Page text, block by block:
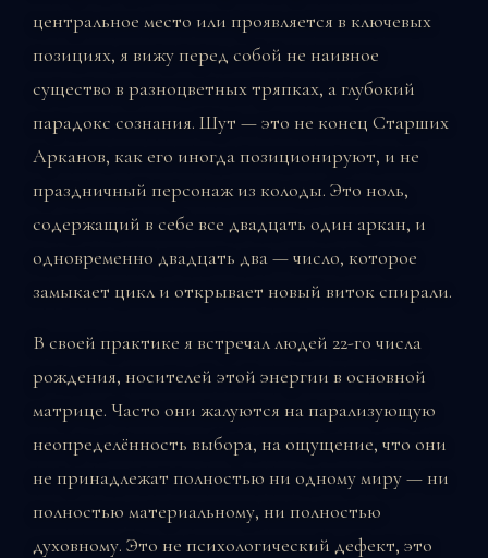
центральное место или проявляется в ключевых
позициях, я вижу перед собой не наивное
существо в разноцветных тряпках, а глубокий
парадокс сознания. Шут — это не конец Старших
Арканов, как его иногда позиционируют, и не
праздничный персонаж из колоды. Это ноль,
содержащий в себе все двадцать один аркан, и
одновременно двадцать два — число, которое
замыкает цикл и открывает новый виток спирали.
В своей практике я встречал людей 22-го числа
рождения, носителей этой энергии в основной
матрице. Часто они жалуются на парализующую
неопределённость выбора, на ощущение, что они
не принадлежат полностью ни одному миру — ни
полностью материальному, ни полностью
духовному. Это не психологический дефект, это